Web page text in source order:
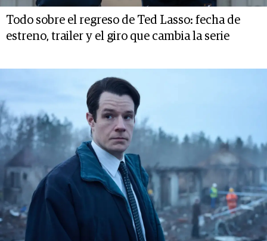
Todo sobre el regreso de Ted Lasso: fecha de
estreno, trailer y el giro que cambia la serie